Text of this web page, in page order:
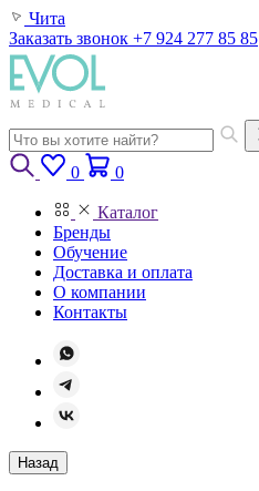
Чита
Заказать звонок +7 924 277 85 85
0 0
Каталог
Бренды
Обучение
Доставка и оплата
О компании
Контакты
Назад